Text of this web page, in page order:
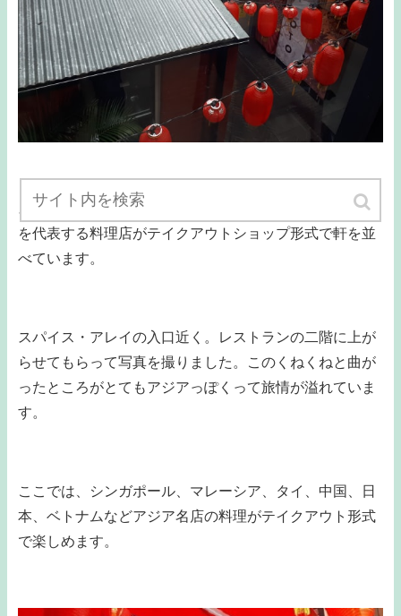
スパイス・アレイはくねくねと曲がった路地に、アジア
を代表する料理店がテイクアウトショップ形式で軒を並
べています。
スパイス・アレイの入口近く。レストランの二階に上が
らせてもらって写真を撮りました。このくねくねと曲が
ったところがとてもアジアっぽくって旅情が溢れていま
す。
ここでは、シンガポール、マレーシア、タイ、中国、日
本、ベトナムなどアジア名店の料理がテイクアウト形式
で楽しめます。